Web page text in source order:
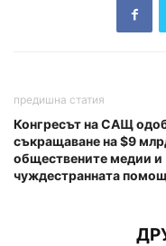
предишна статия
Конгресът на САЩ
съкращаване на $9
обществените медии и
чуждестранната